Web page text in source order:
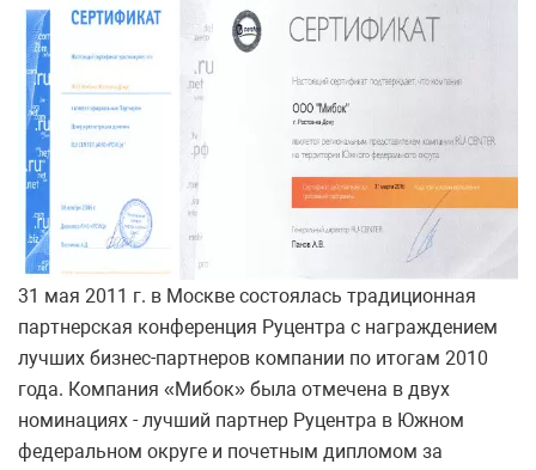
31 мая 2011 г. в Москве состоялась традиционная
партнерская конференция Руцентра с награждением
лучших бизнес-партнеров компании по итогам 2010
года. Компания «Мибок» была отмечена в двух
номинациях - лучший партнер Руцентра в Южном
федеральном округе и почетным дипломом за